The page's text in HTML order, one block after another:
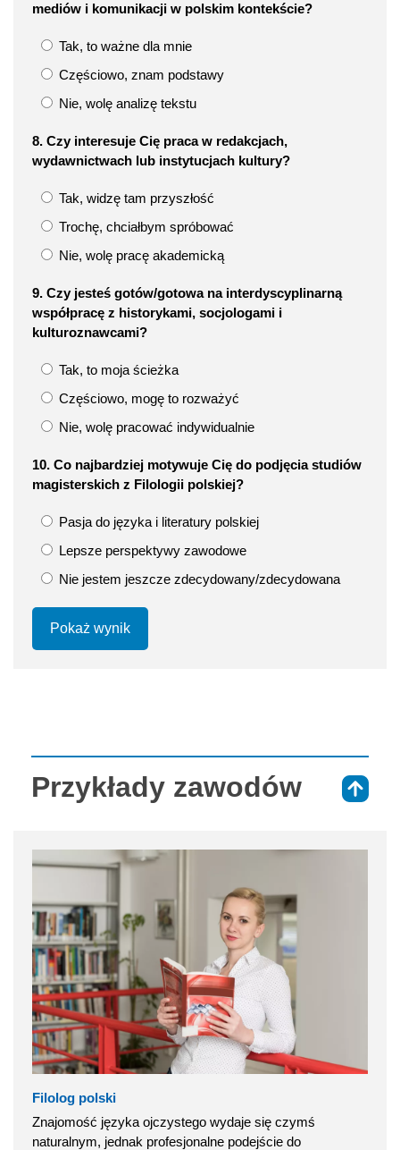
mediów i komunikacji w polskim kontekście?
Tak, to ważne dla mnie
Częściowo, znam podstawy
Nie, wolę analizę tekstu
8. Czy interesuje Cię praca w redakcjach,
wydawnictwach lub instytucjach kultury?
Tak, widzę tam przyszłość
Trochę, chciałbym spróbować
Nie, wolę pracę akademicką
9. Czy jesteś gotów/gotowa na interdyscyplinarną
współpracę z historykami, socjologami i
kulturoznawcami?
Tak, to moja ścieżka
Częściowo, mogę to rozważyć
Nie, wolę pracować indywidualnie
10. Co najbardziej motywuje Cię do podjęcia studiów
magisterskich z Filologii polskiej?
Pasja do języka i literatury polskiej
Lepsze perspektywy zawodowe
Nie jestem jeszcze zdecydowany/zdecydowana
Pokaż wynik
Przykłady zawodów
Filolog polski
Znajomość języka ojczystego wydaje się czymś
naturalnym, jednak profesjonalne podejście do